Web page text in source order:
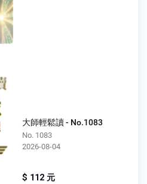
大師輕鬆讀 - No.1083
No. 1083
2026-08-04
$ 112 元